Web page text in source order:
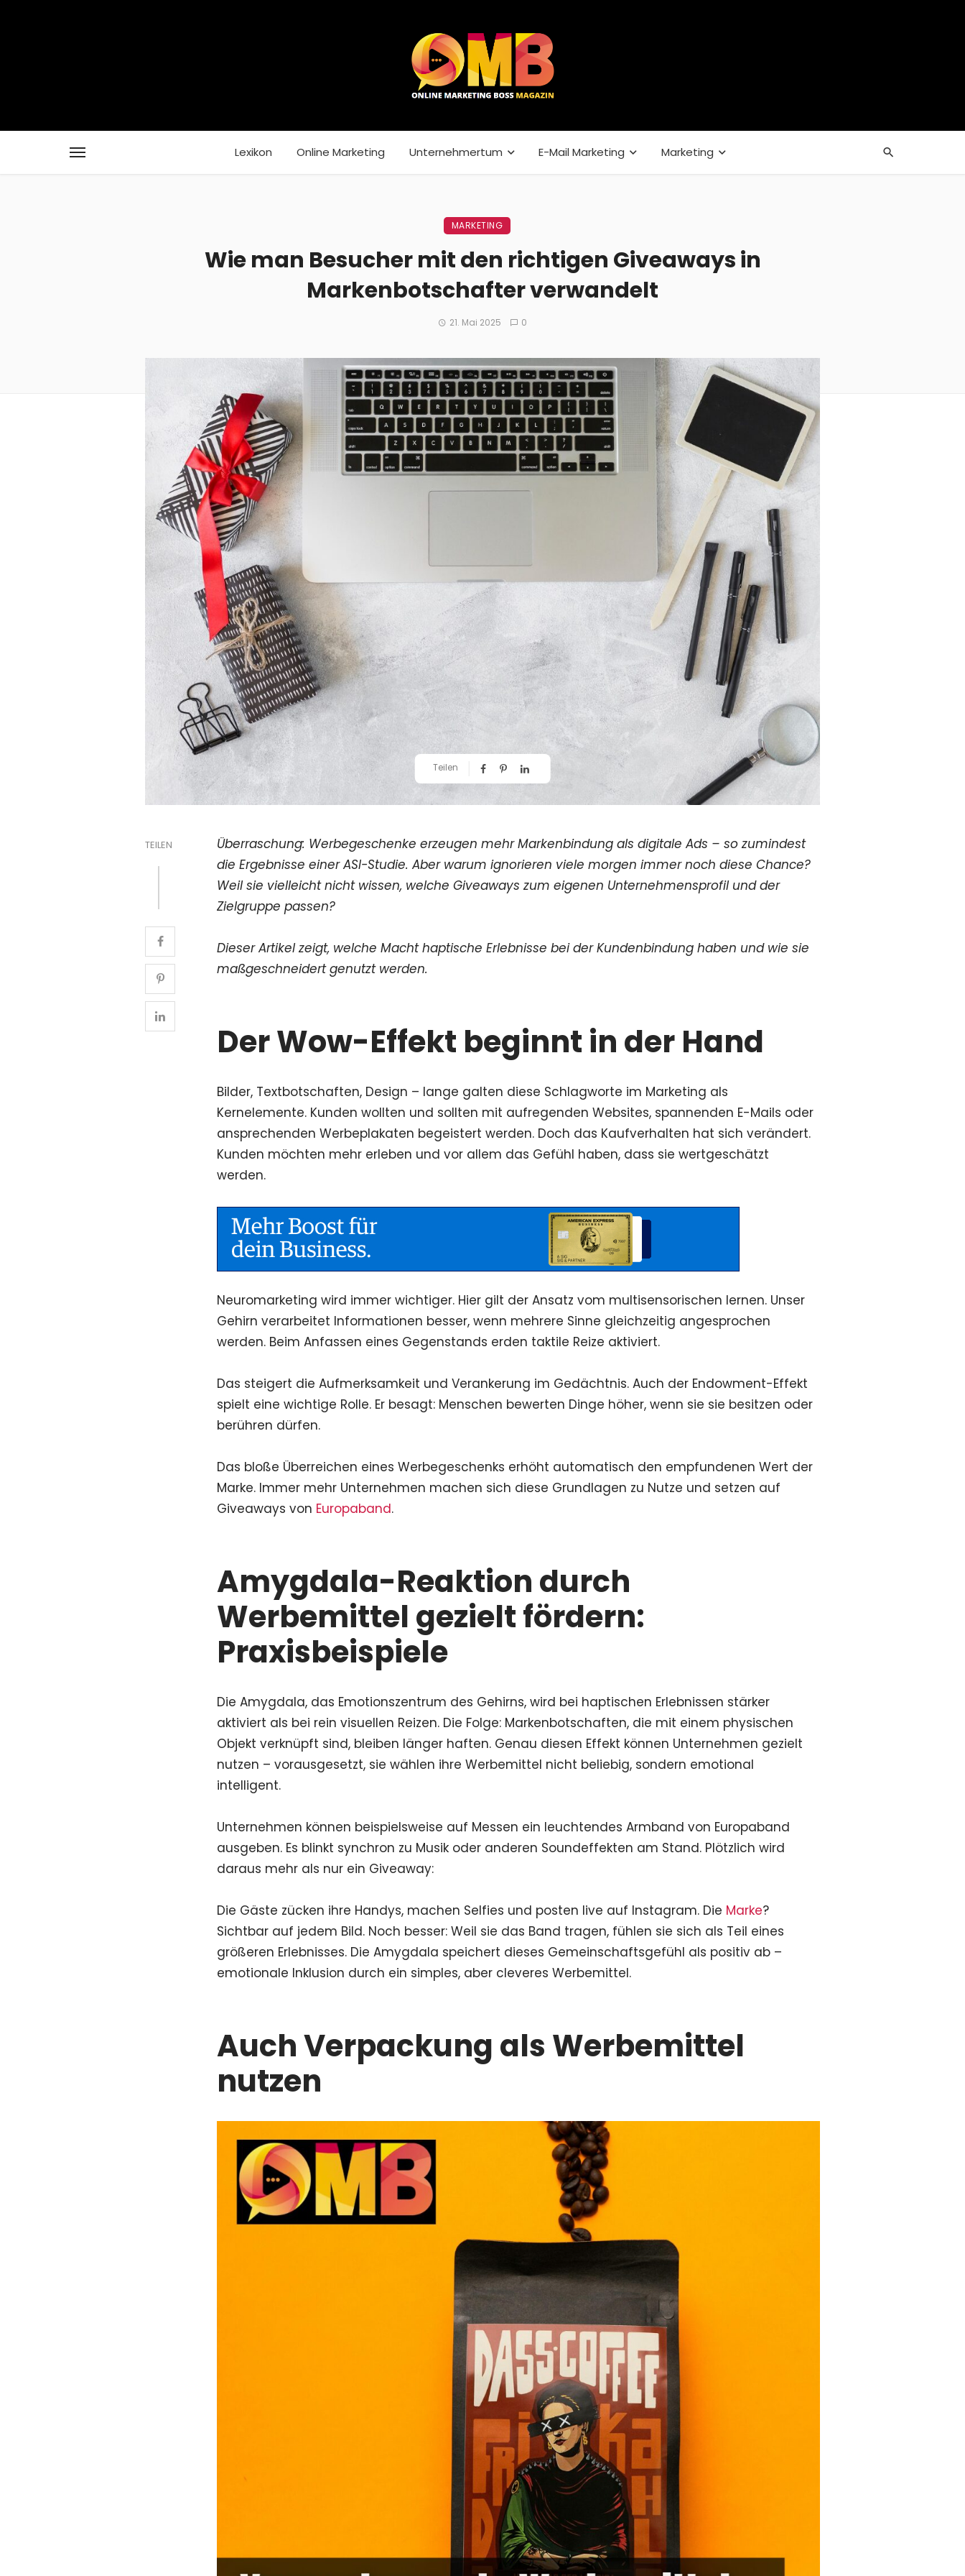
Lexikon Online Marketing Unternehmertum E-Mail Marketing Marketing
MARKETING
Wie man Besucher mit den richtigen Giveaways in
Markenbotschafter verwandelt
21. Mai 2025 0
Teilen
TEILEN
Überraschung: Werbegeschenke erzeugen mehr Markenbindung als digitale Ads – so zumindest
die Ergebnisse einer ASI-Studie. Aber warum ignorieren viele morgen immer noch diese Chance?
Weil sie vielleicht nicht wissen, welche Giveaways zum eigenen Unternehmensprofil und der
Zielgruppe passen?
Dieser Artikel zeigt, welche Macht haptische Erlebnisse bei der Kundenbindung haben und wie sie
maßgeschneidert genutzt werden.
Der Wow-Effekt beginnt in der Hand
Bilder, Textbotschaften, Design – lange galten diese Schlagworte im Marketing als
Kernelemente. Kunden wollten und sollten mit aufregenden Websites, spannenden E-Mails oder
ansprechenden Werbeplakaten begeistert werden. Doch das Kaufverhalten hat sich verändert.
Kunden möchten mehr erleben und vor allem das Gefühl haben, dass sie wertgeschätzt
werden.
Neuromarketing wird immer wichtiger. Hier gilt der Ansatz vom multisensorischen lernen. Unser
Gehirn verarbeitet Informationen besser, wenn mehrere Sinne gleichzeitig angesprochen
werden. Beim Anfassen eines Gegenstands erden taktile Reize aktiviert.
Das steigert die Aufmerksamkeit und Verankerung im Gedächtnis. Auch der Endowment-Effekt
spielt eine wichtige Rolle. Er besagt: Menschen bewerten Dinge höher, wenn sie sie besitzen oder
berühren dürfen.
Das bloße Überreichen eines Werbegeschenks erhöht automatisch den empfundenen Wert der
Marke. Immer mehr Unternehmen machen sich diese Grundlagen zu Nutze und setzen auf
Giveaways von Europaband.
Amygdala-Reaktion durch
Werbemittel gezielt fördern:
Praxisbeispiele
Die Amygdala, das Emotionszentrum des Gehirns, wird bei haptischen Erlebnissen stärker
aktiviert als bei rein visuellen Reizen. Die Folge: Markenbotschaften, die mit einem physischen
Objekt verknüpft sind, bleiben länger haften. Genau diesen Effekt können Unternehmen gezielt
nutzen – vorausgesetzt, sie wählen ihre Werbemittel nicht beliebig, sondern emotional
intelligent.
Unternehmen können beispielsweise auf Messen ein leuchtendes Armband von Europaband
ausgeben. Es blinkt synchron zu Musik oder anderen Soundeffekten am Stand. Plötzlich wird
daraus mehr als nur ein Giveaway:
Die Gäste zücken ihre Handys, machen Selfies und posten live auf Instagram. Die Marke?
Sichtbar auf jedem Bild. Noch besser: Weil sie das Band tragen, fühlen sie sich als Teil eines
größeren Erlebnisses. Die Amygdala speichert dieses Gemeinschaftsgefühl als positiv ab –
emotionale Inklusion durch ein simples, aber cleveres Werbemittel.
Auch Verpackung als Werbemittel
nutzen